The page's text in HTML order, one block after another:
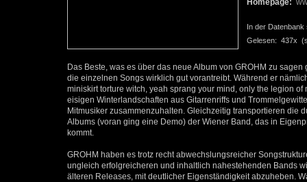
Homepage:
In der Datenbank
Gelesen: 437x
Das Beste, was es über das neue Album von GROHM zu
die einzelnen Songs wirklich gut vorantreibt. Während er
miniskirt torture witch, yeah sprang your mind, only the legion
eisigen Winterlandschaften aus Gitarrenriffs und
Mitmusiker zusammenzuhalten. Gleichzeitig transportieren die
Albums (voran ging eine Demo) der Wiener Band, das in
kommt.
GROHM haben es trotz recht abwechslungsreicher
ungleich erfolgreicheren und inhaltlich nahestehenden Bands
älteren Releases, mit deutlicher Eigenständigkeit abzuheben.